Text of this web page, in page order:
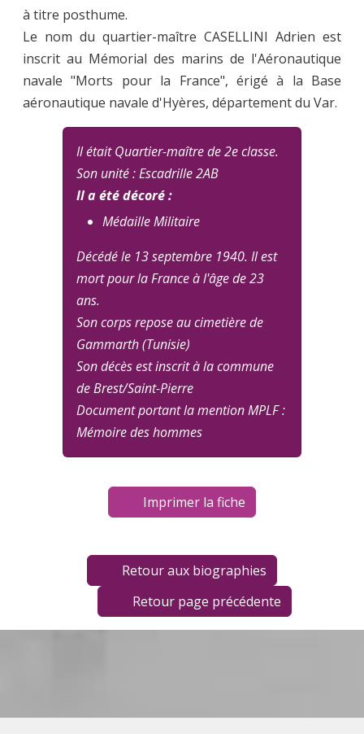
à titre posthume.
Le nom du quartier-maître CASELLINI Adrien est
inscrit au Mémorial des marins de l'Aéronautique
navale "Morts pour la France", érigé à la Base
aéronautique navale d'Hyères, département du Var.
Il était Quartier-maître de 2e classe.
Son unité : Escadrille 2AB
Il a été décoré :
Médaille Militaire
Décédé le 13 septembre 1940. Il est
mort pour la France à l'âge de 23
ans.
Son corps repose au cimetière de
Gammarth (Tunisie)
Son décès est inscrit à la commune
de Brest/Saint-Pierre
Document portant la mention MPLF :
Mémoire des hommes
Imprimer la fiche
Retour aux biographies
Retour page précédente